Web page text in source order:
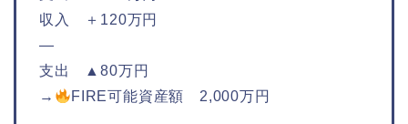
収入 ＋120万円
—
支出 ▲80万円
→
FIRE可能資産額 2,000万円